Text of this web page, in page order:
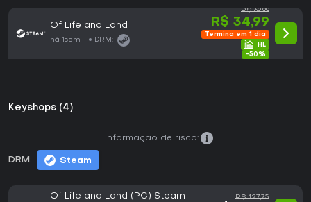
Of Life and Land
há 1sem DRM:
R$ 69,99
R$ 34,99
Termina em 1 dia
-50%
Keyshops (4)
DRM: Steam
Informação de risco:
Of Life and Land (PC) Steam
R$ 127,75